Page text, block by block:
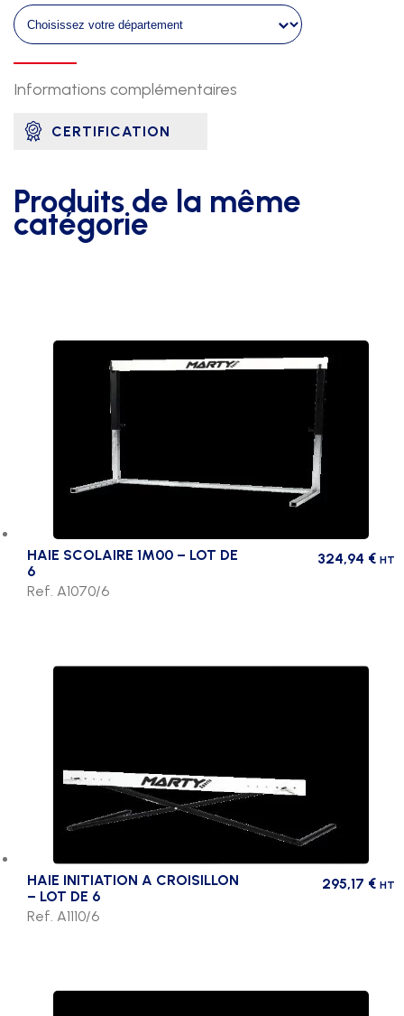
1kg00
-
couronne
inox
Informations complémentaires
CERTIFICATION
Produits de la même
catégorie
HAIE SCOLAIRE 1M00 – LOT DE
6
324,94 € HT
Ref. A1070/6
HAIE INITIATION A CROISILLON
– LOT DE 6
295,17 € HT
Ref. A1110/6